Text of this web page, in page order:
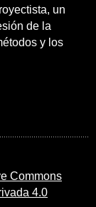
un
de la
y los
Commons
4.0